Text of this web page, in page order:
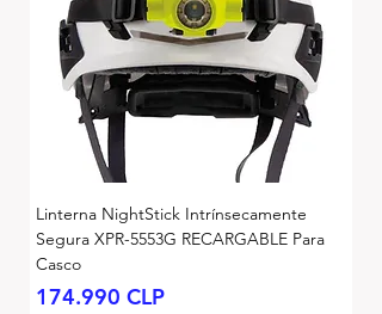
Linterna NightStick Intrínsecamente
Segura XPR-5553G RECARGABLE Para
Casco
Precio
174.990 CLP